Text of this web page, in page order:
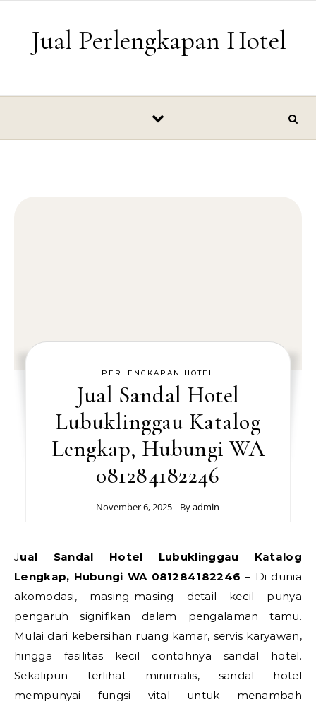
Jual Perlengkapan Hotel
PERLENGKAPAN HOTEL
Jual Sandal Hotel
Lubuklinggau Katalog
Lengkap, Hubungi WA
081284182246
November 6, 2025 - Byadmin
Jual Sandal Hotel Lubuklinggau Katalog
Lengkap, Hubungi WA 081284182246 – Di dunia
akomodasi, masing-masing detail kecil punya
pengaruh signifikan dalam pengalaman tamu.
Mulai dari kebersihan ruang kamar, servis karyawan,
hingga fasilitas kecil contohnya sandal hotel.
Sekalipun terlihat minimalis, sandal hotel
mempunyai fungsi vital untuk menambah